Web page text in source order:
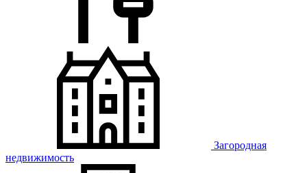
Загородная
недвижимость